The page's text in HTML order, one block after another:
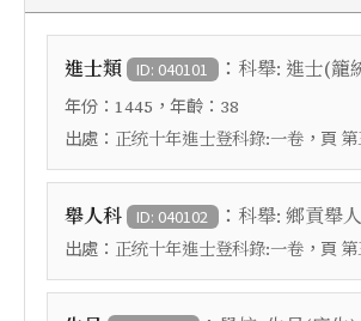
進士類 ID: 040101 ： 科舉: 進士(籠
年份： 1445 ，年齡： 38
出處： 正统十年進士登科錄:一卷 ，頁
舉人科 ID: 040102 ： 科舉: 鄉貢舉人
出處： 正统十年進士登科錄:一卷 ，頁